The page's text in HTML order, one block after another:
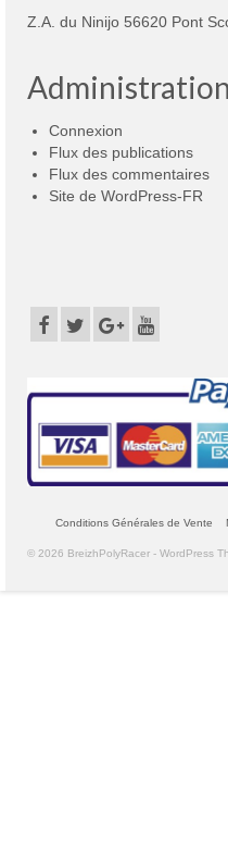
Z.A. du Ninijo 56620 Pont
Administration
Connexion
Flux des publications
Flux des commentaires
Site de WordPress-FR
Conditions Générales de Vente
© 2026 BreizhPolyRacer - WordPress